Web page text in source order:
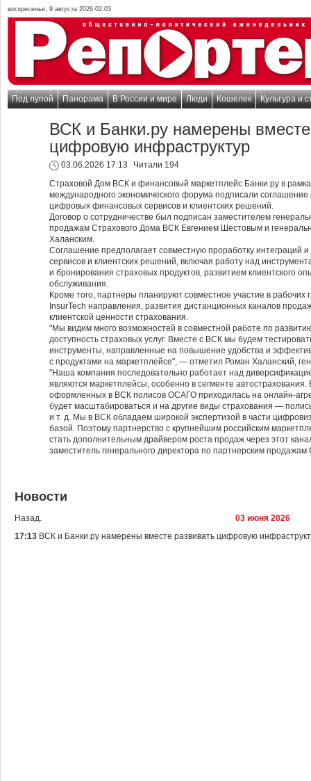
воскресенье, 9 августа 2026 02:03
Под лупой Панорама В России и мире Люди Кошелек Культура и
ВСК и Банки.ру намерены вместе
цифровую инфраструктур
03.06.2026 17:13
Читали 194
Страховой Дом ВСК и финансовый маркетплейс Банки.ру в
международного экономического форума подписали
цифровых финансовых сервисов и клиентских решений.
Договор о сотрудничестве был подписан заместителем
продажам Страхового Дома ВСК Евгением Шестовым и
Халанским.
Соглашение предполагает совместную проработку интеграций
сервисов и клиентских решений, включая работу над
и бронирования страховых продуктов, развитием клиентского
обслуживания.
Кроме того, партнеры планируют совместное участие в рабочих
InsurTech направления, развития дистанционных каналов
клиентской ценности страхования.
"Мы видим много возможностей в совместной работе по
доступность страховых услуг. Вместе с ВСК мы будем
инструменты, направленные на повышение удобства и
с продуктами на маркетплейсе", — отметил Роман Халанский,
"Наша компания последовательно работает над
являются маркетплейсы, особенно в сегменте
оформленных в ВСК полисов ОСАГО приходилась на онлайн-
будет масштабироваться и на другие виды страхования —
и т. д. Мы в ВСК обладаем широкой экспертизой в части
базой. Поэтому партнерство с крупнейшим российским
стать дополнительным драйвером роста продаж через этот
заместитель генерального директора по партнерским
Новости
Назад.
03 июня 2026
17:13 ВСК и Банки.ру намерены вместе развивать цифровую